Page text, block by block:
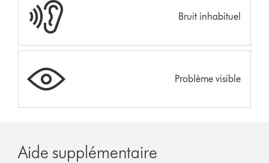
Bruit inhabituel
Problème visible
Aide supplémentaire